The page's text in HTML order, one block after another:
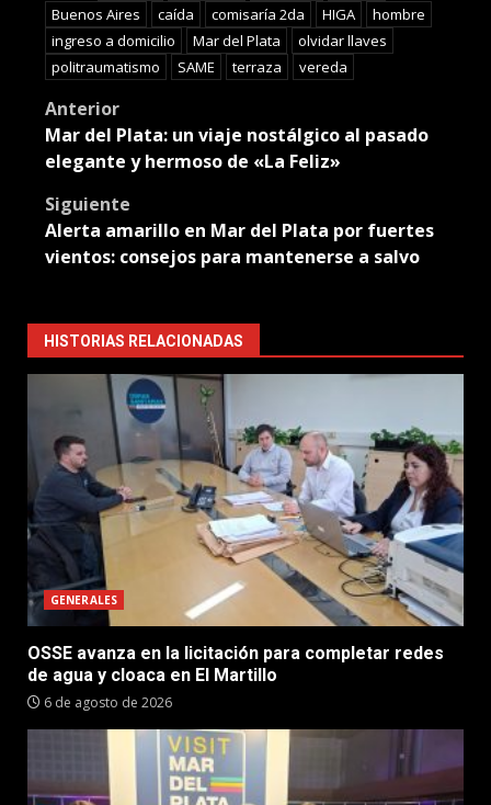
Buenos Aires
caída comisaría 2da HIGA
hombre
ingreso a domicilio
Mar del Plata
olvidar llaves
politraumatismo
SAME terraza vereda
Post
navigation
Anterior
Mar del Plata: un viaje nostálgico al pasado
elegante y hermoso de «La Feliz»
Siguiente
Alerta amarillo en Mar del Plata por fuertes
vientos: consejos para mantenerse a salvo
HISTORIAS RELACIONADAS
GENERALES
OSSE avanza en la licitación para completar redes
de agua y cloaca en El Martillo
6 de agosto de 2026